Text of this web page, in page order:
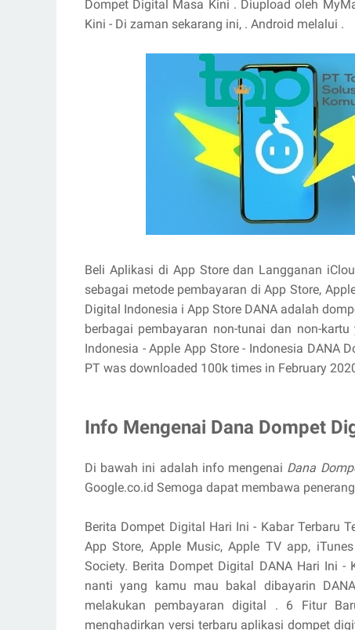
Dompet Digital Masa Kini . Diupload oleh
Kini - Di zaman sekarang ini, . Android melalui .
Beli Aplikasi di App Store dan Langganan
sebagai metode pembayaran di App Store,
Digital Indonesia i App Store DANA adalah
berbagai pembayaran non-tunai dan non-
Indonesia - Apple App Store - Indonesia DANA
PT was downloaded 100k times in February
Info Mengenai Dana Dompet
Di bawah ini adalah info mengenai Dana
Google.co.id Semoga dapat membawa
Berita Dompet Digital Hari Ini - Kabar Terbaru
App Store, Apple Music, Apple TV app,
Society. Berita Dompet Digital DANA Hari Ini
nanti yang kamu mau bakal dibayarin
melakukan pembayaran digital . 6 Fitur
menghadirkan versi terbaru aplikasi dompet